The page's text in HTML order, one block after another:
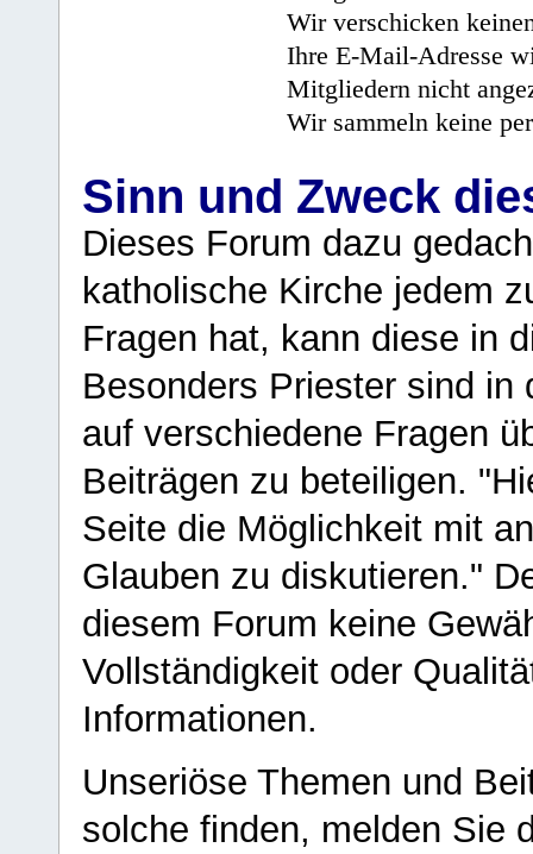
Wir verschicken
Ihre E-Mail-Adresse
Mitgliedern nicht
Wir sammeln keine
Sinn und Zweck
Dieses Forum dazu
katholische Kirche jedem
Fragen hat, kann diese in
Besonders Priester sind in
auf verschiedene Fragen
Beiträgen zu beteiligen.
Seite die Möglichkeit mit
Glauben zu diskutieren."
diesem Forum keine
Vollständigkeit oder
Informationen.
Unseriöse Themen und
solche finden, melden Sie